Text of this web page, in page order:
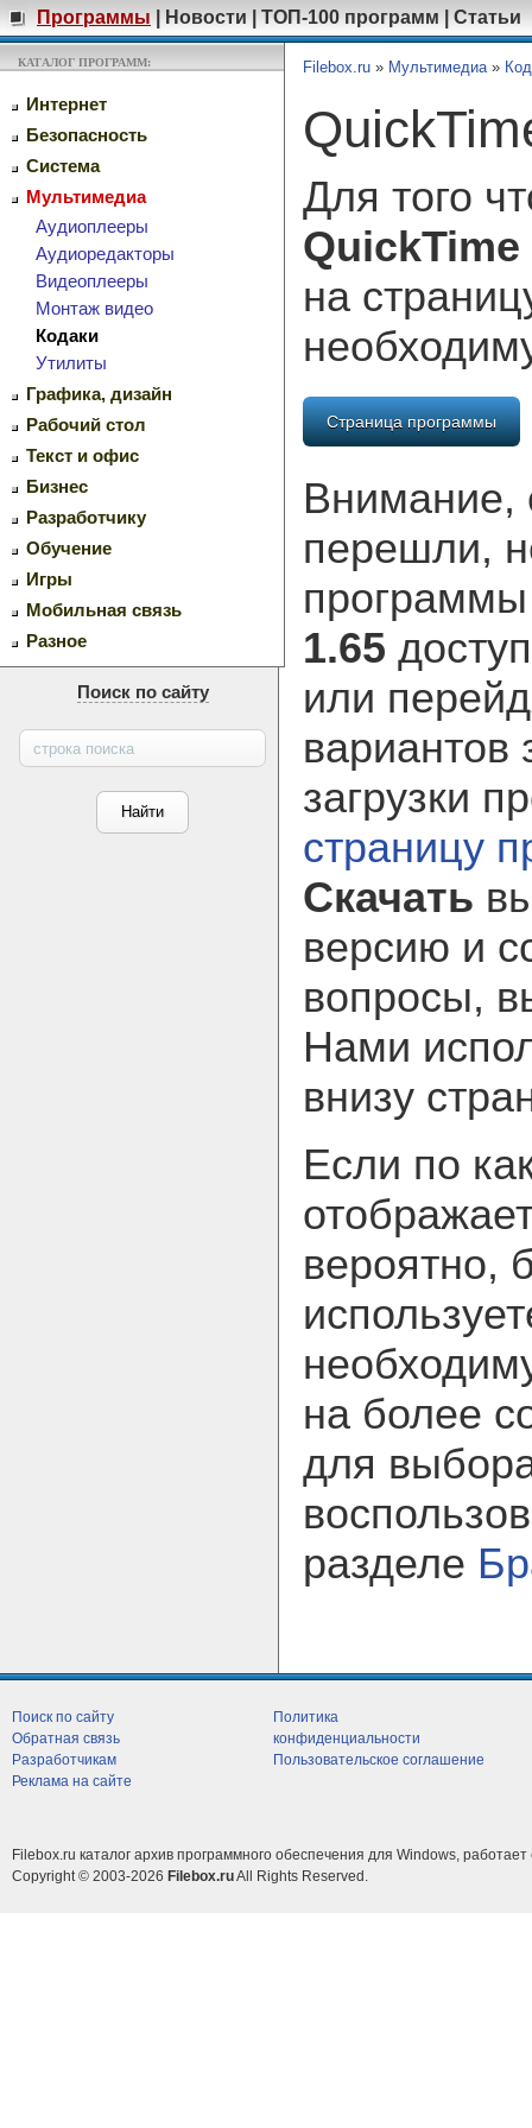
Программы Новости ТОП-100 программ Статьи
КАТАЛОГ ПРОГРАММ:
Интернет
Безопасность
Система
Мультимедиа
Аудиоплееры
Аудиоредакторы
Видеоплееры
Монтаж видео
Кодаки
Утилиты
Графика, дизайн
Рабочий стол
Текст и офис
Бизнес
Разработчику
Обучение
Игры
Мобильная связь
Разное
Поиск по сайту
Filebox.ru » Мультимедиа»
Для того
на
Страница программы
Внимание,
перешли,
1.65
или
вариантов
загрузки
страницу
Скачать
версию и
вопросы,
Нами
внизу
Если по
вероятно,
на более
для
разделе
Поиск по сайту
Обратная связь
Разработчикам
Реклама на сайте
Политика
конфиденциальности
Пользовательское соглашение
Filebox.ru каталог архив программного обеспечения для Windows, работает
Copyright © 2003-2026 Filebox.ruAll Rights Reserved.